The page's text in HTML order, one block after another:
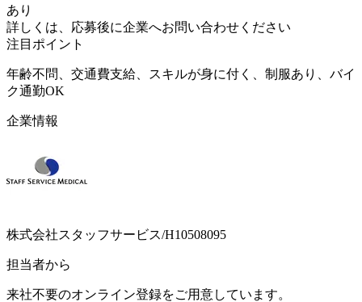
あり
詳しくは、応募後に企業へお問い合わせください
注目ポイント
年齢不問、交通費支給、スキルが身に付く、制服あり、バイ
ク通勤OK
企業情報
株式会社スタッフサービス/H10508095
担当者から
来社不要のオンライン登録をご用意しています。